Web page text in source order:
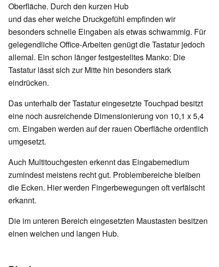
Oberfläche. Durch den kurzen Hub
und das eher weiche Druckgefühl empfinden wir
besonders schnelle Eingaben als etwas schwammig. Für
gelegendliche Office-Arbeiten genügt die Tastatur jedoch
allemal. Ein schon länger festgestelltes Manko: Die
Tastatur lässt sich zur Mitte hin besonders stark
eindrücken.
Das unterhalb der Tastatur eingesetzte Touchpad besitzt
eine noch ausreichende Dimensionierung von 10,1 x 5,4
cm. Eingaben werden auf der rauen Oberfläche ordentlich
umgesetzt.
Auch Multitouchgesten erkennt das Eingabemedium
zumindest meistens recht gut. Problembereiche bleiben
die Ecken. Hier werden Fingerbewegungen oft verfälscht
erkannt.
Die im unteren Bereich eingesetzten Maustasten besitzen
einen weichen und langen Hub.